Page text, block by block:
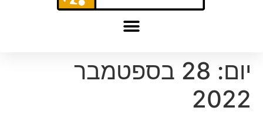
יום:
28 בספטמבר
2022